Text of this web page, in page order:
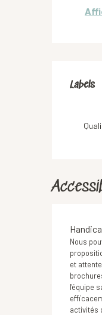
Labels
Labels
Nous
et
l'équipe
activités